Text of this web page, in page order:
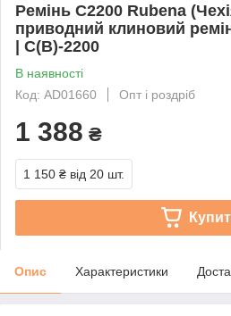
Ремінь C2200 Rubena
приводний клиновий
| С(В)-2200
В наявності
Код: AD01660
Опт і роздріб
1 388 ₴
1 150 ₴ від 20 шт.
Опис Характеристики